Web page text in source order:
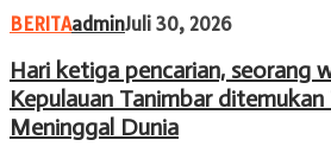
BERITAadminJuli 30, 2026
Hari ketiga pencarian, seorang
Kepulauan Tanimbar ditemukan
Meninggal Dunia